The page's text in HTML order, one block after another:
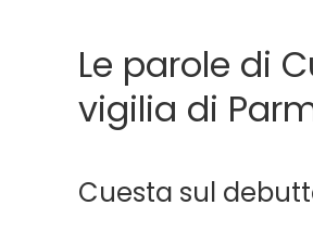
Le parole di
vigilia di
Cuesta sul